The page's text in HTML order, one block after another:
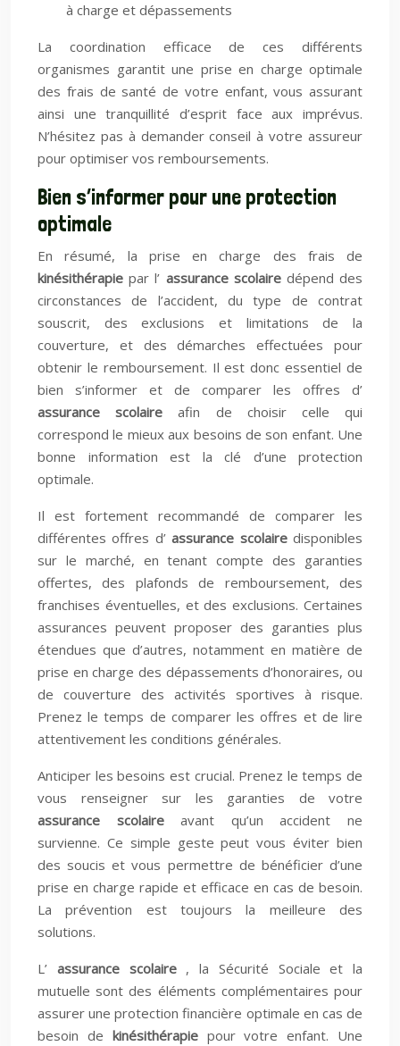
à charge et dépassements
La coordination efficace de ces différents
organismes garantit une prise en charge optimale
des frais de santé de votre enfant, vous assurant
ainsi une tranquillité d’esprit face aux imprévus.
N’hésitez pas à demander conseil à votre assureur
pour optimiser vos remboursements.
Bien s’informer pour une protection
optimale
En résumé, la prise en charge des frais de
kinésithérapiepar l’ assurance scolaire dépend des
circonstances de l’accident, du type de contrat
souscrit, des exclusions et limitations de la
couverture, et des démarches effectuées pour
obtenir le remboursement. Il est donc essentiel de
bien s’informer et de comparer les offres d’
assurance scolaireafin de choisir celle qui
correspond le mieux aux besoins de son enfant. Une
bonne information est la clé d’une protection
optimale.
Il est fortement recommandé de comparer les
différentes offres d’assurance scolairedisponibles
sur le marché, en tenant compte des garanties
offertes, des plafonds de remboursement, des
franchises éventuelles, et des exclusions. Certaines
assurances peuvent proposer des garanties plus
étendues que d’autres, notamment en matière de
prise en charge des dépassements d’honoraires, ou
de couverture des activités sportives à risque.
Prenez le temps de comparer les offres et de lire
attentivement les conditions générales.
Anticiper les besoins est crucial. Prenez le temps de
vous renseigner sur les garanties de votre
assurance scolaireavant qu’un accident ne
survienne. Ce simple geste peut vous éviter bien
des soucis et vous permettre de bénéficier d’une
prise en charge rapide et efficace en cas de besoin.
La prévention est toujours la meilleure des
solutions.
L’ assurance scolaire , la Sécurité Sociale et la
mutuelle sont des éléments complémentaires pour
assurer une protection financière optimale en cas de
besoin de kinésithérapie pour votre enfant. Une